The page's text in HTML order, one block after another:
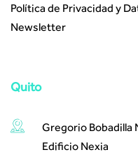
Política de Privacidad y
Newsletter
Quito
Gregorio Bobadilla
Edificio Nexia